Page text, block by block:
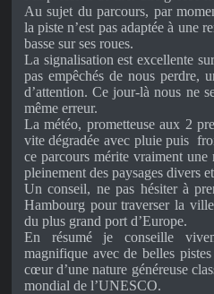
Au sujet du parcours, par
la piste n’est pas adaptée à une
basse sur ses roues.
La signalisation est excellente
pas empêchés de nous perdre,
d’attention. Ce jour-là nous ne
même erreur.
La météo, prometteuse aux 2
vite dégradée avec pluie puis
ce parcours mérite vraiment
pleinement des paysages divers
Un conseil, ne pas hésiter à
Hambourg pour traverser la
du plus grand port d’Europe.
En résumé je conseille
magnifique avec de belles
cœur d’une nature généreuse
mondial de l’UNESCO.